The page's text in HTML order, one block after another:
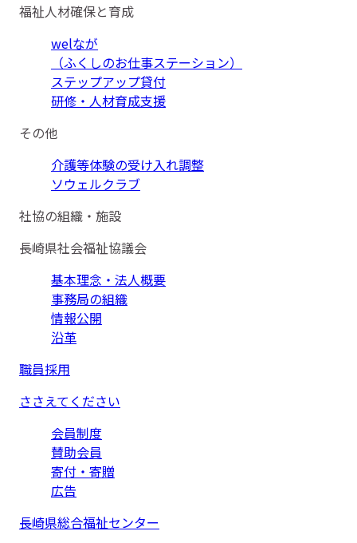
福祉人材確保と育成
welなが
（ふくしのお仕事ステーション）
ステップアップ貸付
研修・人材育成支援
その他
介護等体験の受け入れ調整
ソウェルクラブ
社協の組織・施設
長崎県社会福祉協議会
基本理念・法人概要
事務局の組織
情報公開
沿革
職員採用
ささえてください
会員制度
賛助会員
寄付・寄贈
広告
長崎県総合福祉センター